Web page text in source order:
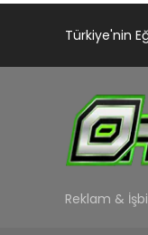
Türkiye'nin
Reklam &